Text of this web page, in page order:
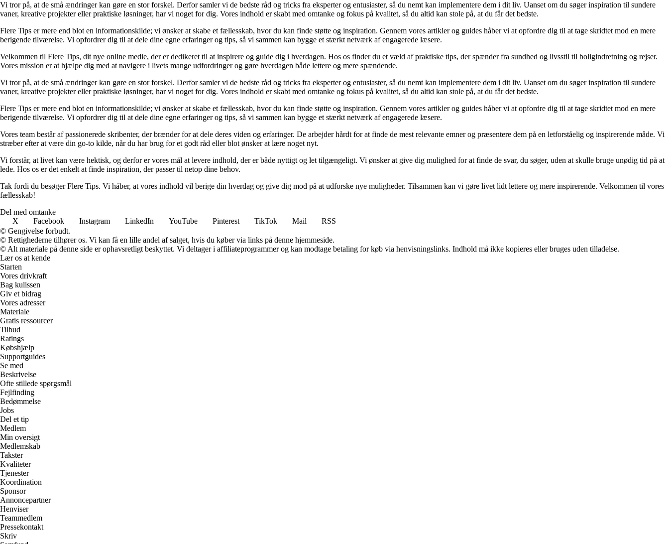
Vi tror på, at de små ændringer kan gøre en stor forskel. Derfor samler vi de bedste råd og tricks fra eksperter og entusiaster, så du nemt kan implementere dem i dit liv. Uanset om du søger inspiration til sundere
vaner, kreative projekter eller praktiske løsninger, har vi noget for dig. Vores indhold er skabt med omtanke og fokus på kvalitet, så du altid kan stole på, at du får det bedste.
Flere Tips er mere end blot en informationskilde; vi ønsker at skabe et fællesskab, hvor du kan finde støtte og inspiration. Gennem vores artikler og guides håber vi at opfordre dig til at tage skridtet mod en mere
berigende tilværelse. Vi opfordrer dig til at dele dine egne erfaringer og tips, så vi sammen kan bygge et stærkt netværk af engagerede læsere.
Velkommen til Flere Tips, dit nye online medie, der er dedikeret til at inspirere og guide dig i hverdagen. Hos os finder du et væld af praktiske tips, der spænder fra sundhed og livsstil til boligindretning og rejser.
Vores mission er at hjælpe dig med at navigere i livets mange udfordringer og gøre hverdagen både lettere og mere spændende.
Vi tror på, at de små ændringer kan gøre en stor forskel. Derfor samler vi de bedste råd og tricks fra eksperter og entusiaster, så du nemt kan implementere dem i dit liv. Uanset om du søger inspiration til sundere
vaner, kreative projekter eller praktiske løsninger, har vi noget for dig. Vores indhold er skabt med omtanke og fokus på kvalitet, så du altid kan stole på, at du får det bedste.
Flere Tips er mere end blot en informationskilde; vi ønsker at skabe et fællesskab, hvor du kan finde støtte og inspiration. Gennem vores artikler og guides håber vi at opfordre dig til at tage skridtet mod en mere
berigende tilværelse. Vi opfordrer dig til at dele dine egne erfaringer og tips, så vi sammen kan bygge et stærkt netværk af engagerede læsere.
Vores team består af passionerede skribenter, der brænder for at dele deres viden og erfaringer. De arbejder hårdt for at finde de mest relevante emner og præsentere dem på en letforståelig og inspirerende måde. Vi
stræber efter at være din go-to kilde, når du har brug for et godt råd eller blot ønsker at lære noget nyt.
Vi forstår, at livet kan være hektisk, og derfor er vores mål at levere indhold, der er både nyttigt og let tilgængeligt. Vi ønsker at give dig mulighed for at finde de svar, du søger, uden at skulle bruge unødig tid på at
lede. Hos os er det enkelt at finde inspiration, der passer til netop dine behov.
Tak fordi du besøger Flere Tips. Vi håber, at vores indhold vil berige din hverdag og give dig mod på at udforske nye muligheder. Tilsammen kan vi gøre livet lidt lettere og mere inspirerende. Velkommen til vores
fællesskab!
Del med omtanke
X
Facebook Instagram LinkedIn YouTube Pinterest TikTok Mail
RSS
© Gengivelse forbudt.
© Rettighederne tilhører os. Vi kan få en lille andel af salget, hvis du køber via links på denne hjemmeside.
© Alt materiale på denne side er ophavsretligt beskyttet. Vi deltager i affiliateprogrammer og kan modtage betaling for køb via henvisningslinks. Indhold må ikke kopieres eller bruges uden tilladelse.
Lær os at kende
Starten
Vores drivkraft
Bag kulissen
Giv et bidrag
Vores adresser
Materiale
Gratis ressourcer
Tilbud
Ratings
Købshjælp
Supportguides
Se med
Beskrivelse
Ofte stillede spørgsmål
Fejlfinding
Bedømmelse
Jobs
Del et tip
Medlem
Min oversigt
Medlemskab
Takster
Kvaliteter
Tjenester
Koordination
Sponsor
Annoncepartner
Henviser
Teammedlem
Pressekontakt
Skriv